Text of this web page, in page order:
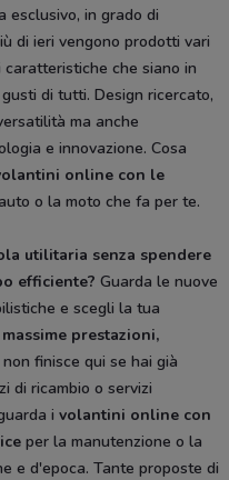
esclusivo, in grado di
di ieri vengono prodotti vari
che siano in
di tutti. Design ricercato,
ma anche
e innovazione. Cosa
online con le
o la moto che fa per te.
utilitaria senza spendere
efficiente? Guarda le nuove
e scegli la tua
massime prestazioni,
non finisce qui se hai già
di ricambio o servizi
i volantini online con
per la manutenzione o la
e d'epoca. Tante proposte di